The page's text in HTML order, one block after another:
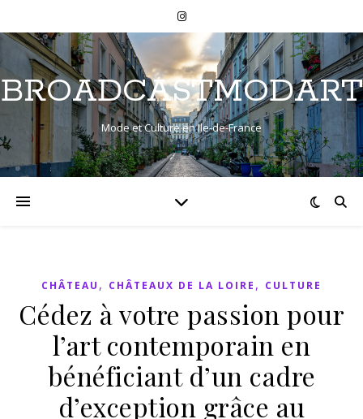
BROADCASTMODART
Mode et Culture en Ile-de-France
CHÂTEAU , CHÂTEAUX DE LA LOIRE , CULTURE
Cédez à votre passion pour
l’art contemporain en
bénéficiant d’un cadre
d’exception grâce au